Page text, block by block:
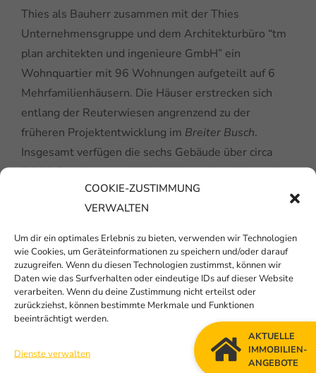
COOKIE-ZUSTIMMUNG
VERWALTEN
Um dir ein optimales Erlebnis zu bieten, verwenden wir Technologien
wie Cookies, um Geräteinformationen zu speichern und/oder darauf
zuzugreifen. Wenn du diesen Technologien zustimmst, können wir
Daten wie das Surfverhalten oder eindeutige IDs auf dieser Website
verarbeiten. Wenn du deine Zustimmung nicht erteilst oder
zurückziehst, können bestimmte Merkmale und Funktionen
beeinträchtigt werden.
Dienste verwalten
Thies als Bauherr zusammen mit der Thies
Unternehmensgruppe und dem Architekturbüro “tm
plan architekten und ingenieure GmbH” ein
Wohnquartier mit 96 Wohnungen aufgeteilt auf 6
Mehrfamilienhäusern. Die Häuser erstrecken sich
entlang der Reuterwiesen angrenzend zu der
früheren Projektentwicklung im Breiter Busch.
Insgesamt verfügen die sechs Gebäude über circa
7.300 Quadratmeter Wohnfläche auf jeweils zwei
Geschossen und einem Staffelgeschoss aufgeteilt.
Die Wohneinheiten sind zwischen 60 m
groß. Die Häuser erhalten einen Klinkersockel
und einen Mineralputz mit einem hellen Anstrich.
Alle Wohnungen verfügen unter anderem über
moderne, bodentiefe Fenster, eine Fußbodenheizung
(jedes Zimmer separat steuerbar), einen
Handtuchheizkörper im Bad, elektrische Rollläden
(auch einbruchschützend) und große Terrassen bzw.
AKTUELLE
IMMOBILIEN-
ANGEBOTE